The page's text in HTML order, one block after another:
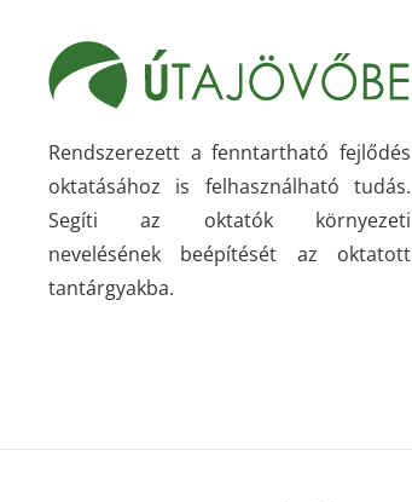
Rendszerezett a fenntartható fejlődés
oktatásához is felhasználható tudás.
Segíti az oktatók környezeti
nevelésének beépítését az oktatott
tantárgyakba.